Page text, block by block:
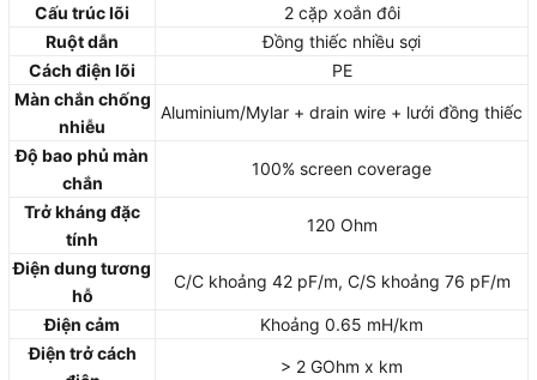
Cấu trúc lõi
2 cặp xoắn đôi
Ruột dẫn
Đồng thiếc nhiều sợi
Cách điện lõi
PE
Màn chắn chống
nhiễu
Aluminium/Mylar + drain wire + lưới đồng thiếc
Độ bao phủ màn
chắn
100% screen coverage
Trở kháng đặc
tính
120 Ohm
Điện dung tương
hỗ
C/C khoảng 42 pF/m, C/S khoảng 76 pF/m
Điện cảm
Khoảng 0.65 mH/km
Điện trở cách
> 2 GOhm x km